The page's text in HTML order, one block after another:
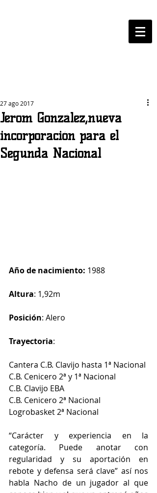
Jerom González,nueva
incorporación para el
Segunda Nacional
27 ago 2017
Año de nacimiento: 1988
Altura: 1,92m
Posición: Alero
Trayectoria:
Cantera C.B. Clavijo hasta 1ª Nacional
C.B. Cenicero 2ª y 1ª Nacional
C.B. Clavijo EBA
C.B. Cenicero 2ª Nacional
Logrobasket 2ª Nacional
“Carácter y experiencia en la
categoría. Puede anotar con
regularidad y su aportación en
rebote y defensa será clave” así nos
habla Nacho de un jugador al que